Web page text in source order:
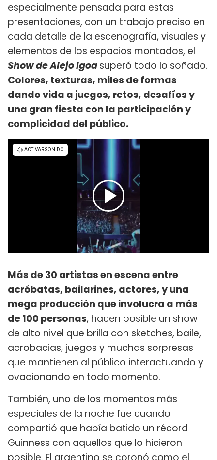
especialmente pensada para estas
presentaciones, con un trabajo preciso en
cada detalle de la escenografía, visuales y
elementos de los espacios montados, el
Show de Alejo Igoasuperó todo lo soñado.
Colores, texturas, miles de formas
dando vida a juegos, retos, desafíos y
una gran fiesta con la participación y
complicidad del público.
Más de 30 artistas en escena entre
acróbatas, bailarines, actores, y una
mega producción que involucra a más
de 100 personas, hacen posible un show
de alto nivel que brilla con sketches, baile,
acrobacias, juegos y muchas sorpresas
que mantienen al público interactuando y
ovacionando en todo momento.
También, uno de los momentos más
especiales de la noche fue cuando
compartió que había batido un récord
Guinness con aquellos que lo hicieron
posible. El argentino se coronó como el